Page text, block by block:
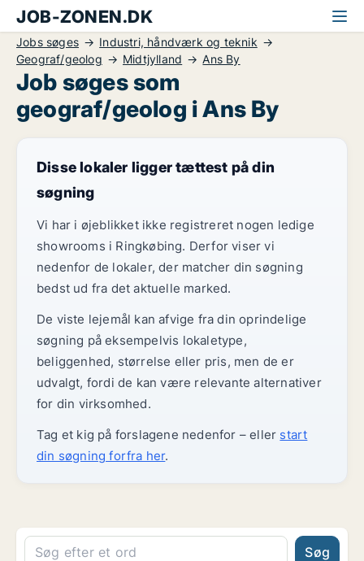
JOB-ZONEN.DK
Jobs søges
Industri, håndværk og teknik
Geograf/geolog
Midtjylland Ans By
Job søges som
geograf/geolog i Ans By
Disse lokaler ligger tættest på din
søgning
Vi har i øjeblikket ikke registreret nogen ledige
showrooms i Ringkøbing. Derfor viser vi
nedenfor de lokaler, der matcher din søgning
bedst ud fra det aktuelle marked.
De viste lejemål kan afvige fra din oprindelige
søgning på eksempelvis lokaletype,
beliggenhed, størrelse eller pris, men de er
udvalgt, fordi de kan være relevante alternativer
for din virksomhed.
Tag et kig på forslagene nedenfor – eller start
din søgning forfra her.
Søg